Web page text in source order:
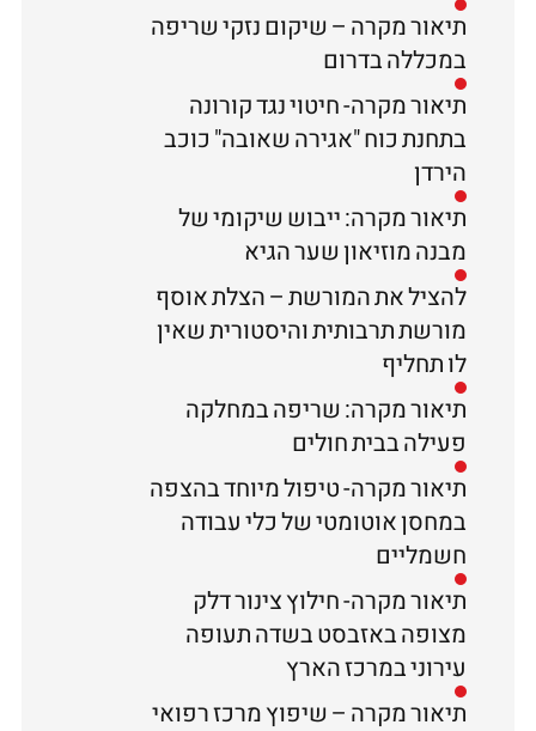
תיאור מקרה – שיקום נזקי שריפה
במכללה בדרום
תיאור מקרה- חיטוי נגד קורונה
בתחנת כוח "אגירה שאובה" כוכב
הירדן
תיאור מקרה: ייבוש שיקומי של
מבנה מוזיאון שער הגיא
להציל את המורשת – הצלת אוסף
מורשת תרבותית והיסטורית שאין
לו תחליף
תיאור מקרה: שריפה במחלקה
פעילה בבית חולים
תיאור מקרה- טיפול מיוחד בהצפה
במחסן אוטומטי של כלי עבודה
חשמליים
תיאור מקרה- חילוץ צינור דלק
מצופה באזבסט בשדה תעופה
עירוני במרכז הארץ
תיאור מקרה – שיפוץ מרכז רפואי